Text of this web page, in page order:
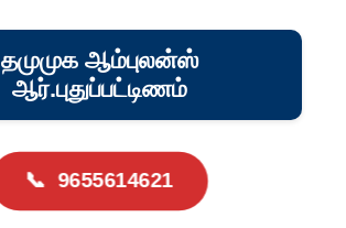
தமுமுக ஆம்புலன்ஸ்
ஆர்.புதுப்பட்டிணம்
📞 9655614621